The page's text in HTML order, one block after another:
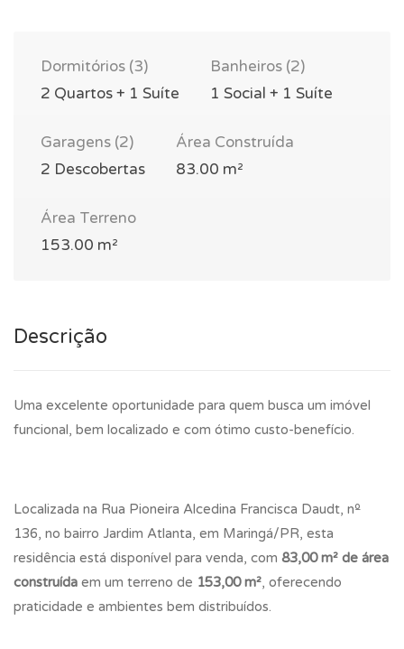
Dormitórios (3)
2 Quartos + 1 Suíte
Banheiros (2)
1 Social + 1 Suíte
Garagens (2)
2 Descobertas
Área Construída
83.00 m²
Área Terreno
153.00 m²
Descrição
Uma excelente oportunidade para quem busca um imóvel
funcional, bem localizado e com ótimo custo-benefício.
Localizada na Rua Pioneira Alcedina Francisca Daudt, nº
136, no bairro Jardim Atlanta, em Maringá/PR, esta
residência está disponível para venda, com 83,00 m² de área
construída em um terreno de 153,00 m², oferecendo
praticidade e ambientes bem distribuídos.